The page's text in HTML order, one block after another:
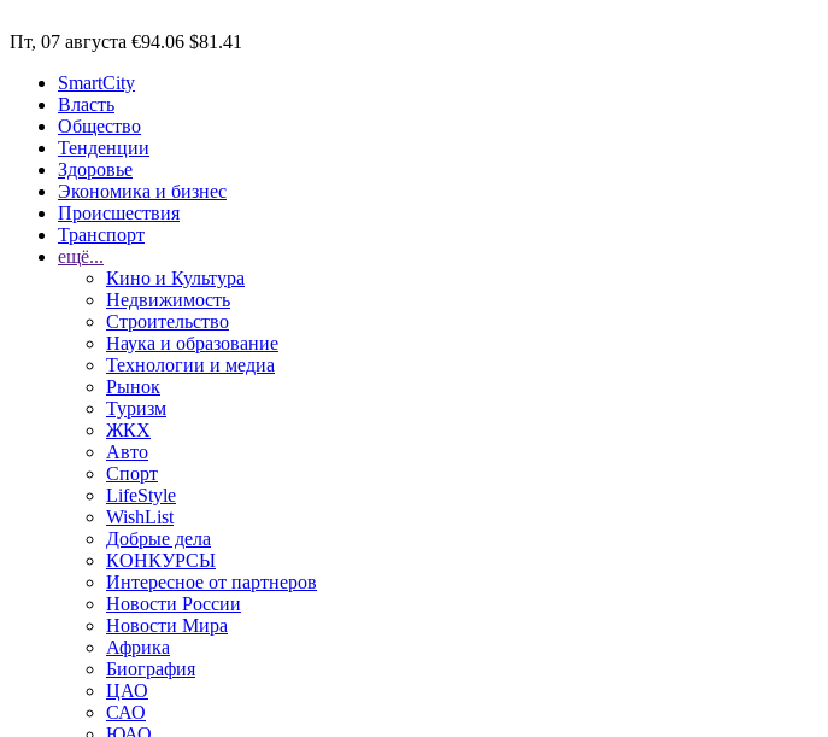
Пт, 07 августа €94.06 $81.41
SmartCity
Власть
Общество
Тенденции
Здоровье
Экономика и бизнес
Происшествия
Транспорт
ещё...
Кино и Культура
Недвижимость
Строительство
Наука и образование
Технологии и медиа
Рынок
Туризм
ЖКХ
Авто
Спорт
LifeStyle
WishList
Добрые дела
КОНКУРСЫ
Интересное от партнеров
Новости России
Новости Мира
Африка
Биография
ЦАО
САО